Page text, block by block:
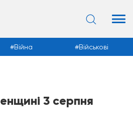
Війна Військові
3 серпня